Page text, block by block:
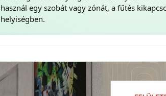
használ egy szobát vagy zónát, a fűtés
helyiségben.